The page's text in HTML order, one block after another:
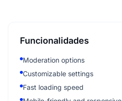
Funcionalidades
Moderation options
Customizable settings
Fast loading speed